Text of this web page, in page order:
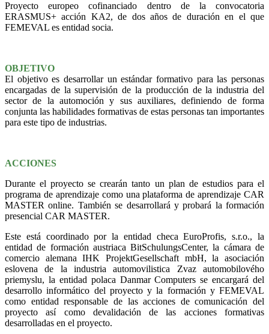
Proyecto europeo cofinanciado dentro de la convocatoria
ERASMUS+ acción KA2, de dos años de duración en el que
FEMEVAL es entidad socia.
OBJETIVO
El objetivo es desarrollar un estándar formativo para las personas
encargadas de la supervisión de la producción de la industria del
sector de la automoción y sus auxiliares, definiendo de forma
conjunta las habilidades formativas de estas personas tan importantes
para este tipo de industrias.
ACCIONES
Durante el proyecto se crearán tanto un plan de estudios para el
programa de aprendizaje como una plataforma de aprendizaje CAR
MASTER online. También se desarrollará y probará la formación
presencial CAR MASTER.
Este está coordinado por la entidad checa EuroProfis, s.r.o., la
entidad de formación austriaca BitSchulungsCenter, la cámara de
comercio alemana IHK ProjektGesellschaft mbH, la asociación
eslovena de la industria automovilistica Zvaz automobilového
priemyslu, la entidad polaca Danmar Computers se encargará del
desarrollo informático del proyecto y la formación y FEMEVAL
como entidad responsable de las acciones de comunicación del
proyecto así como devalidación de las acciones formativas
desarrolladas en el proyecto.